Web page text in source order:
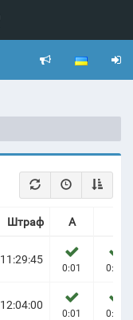
Штраф A
11:29:45
0:01 0:03
12:04:00
0:01 0:02